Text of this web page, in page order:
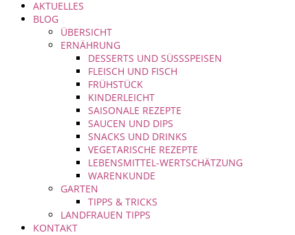
AKTUELLES
BLOG
ÜBERSICHT
ERNÄHRUNG
DESSERTS UND SÜSSSPEISEN
FLEISCH UND FISCH
FRÜHSTÜCK
KINDERLEICHT
SAISONALE REZEPTE
SAUCEN UND DIPS
SNACKS UND DRINKS
VEGETARISCHE REZEPTE
LEBENSMITTEL-WERTSCHÄTZUNG
WARENKUNDE
GARTEN
TIPPS & TRICKS
LANDFRAUEN TIPPS
KONTAKT